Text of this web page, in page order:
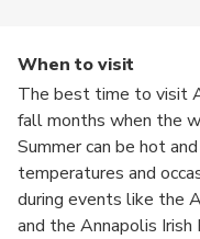
When to visit
The best time to visit
fall months when the
Summer can be hot
temperatures and
during events like the
and the Annapolis Irish